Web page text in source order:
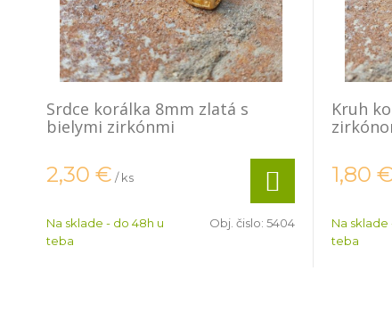
Srdce korálka 8mm zlatá s
bielymi zirkónmi
2,30 € / ks
Na sklade - do 48h u
teba
Obj. čislo: 5404
Kruh
1,80 €
Na sklade
teba